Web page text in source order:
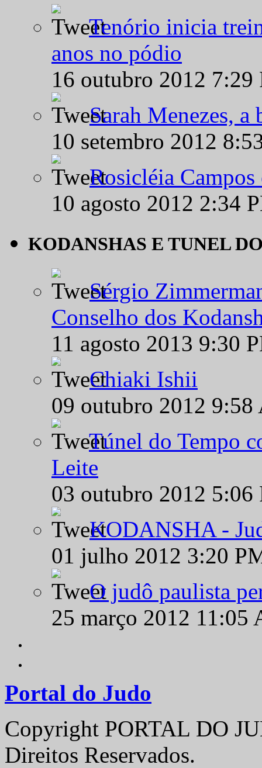
Tenório inicia
anos no pódio
16 outubro 2012
Sarah Menezes,
10 setembro 2012
Rosicléia
10 agosto 2012 2:34
KODANSHAS E TUNEL
Sérgio
Conselho dos
11 agosto 2013 9:30
Chiaki Ishii
09 outubro 2012
Túnel do Tempo
Leite
03 outubro 2012
KODANSHA -
01 julho 2012 3:20
O judô paulista
25 março 2012
Portal do Judo
Copyright PORTAL DO
Direitos Reservados.